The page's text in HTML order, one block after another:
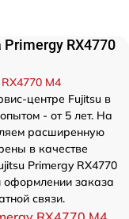
RX4770
M4
центре Fujitsu в
- от 5 лет. На
расширенную
в качестве
Primergy RX4770
оформлении заказа
связи.